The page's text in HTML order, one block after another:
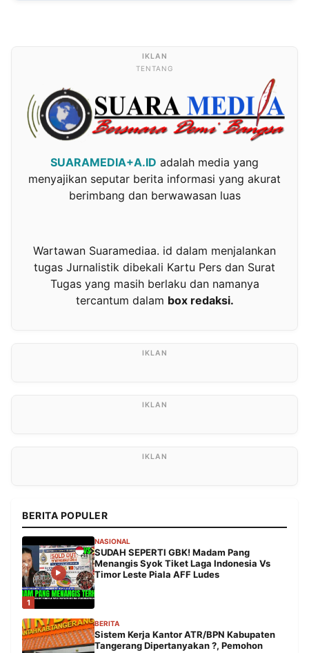
TENTANG
SUARAMEDIA+A.ID adalah media yang
menyajikan seputar berita informasi yang akurat
berimbang dan berwawasan luas
Wartawan Suaramediaa. id dalam menjalankan
tugas Jurnalistik dibekali Kartu Pers dan Surat
Tugas yang masih berlaku dan namanya
tercantum dalam box redaksi.
BERITA POPULER
1
NASIONAL
SUDAH SEPERTI GBK! Madam Pang
Menangis Syok Tiket Laga Indonesia Vs
Timor Leste Piala AFF Ludes
BERITA
Sistem Kerja Kantor ATR/BPN Kabupaten
Tangerang Dipertanyakan ?, Pemohon